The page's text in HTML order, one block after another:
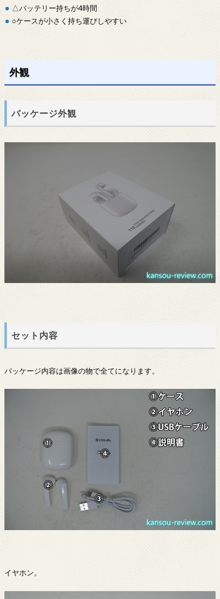
△バッテリー持ちが4時間
○ケースが小さく持ち運びしやすい
外観
パッケージ外観
セット内容
パッケージ内容は画像の物で全てになります。
イヤホン。